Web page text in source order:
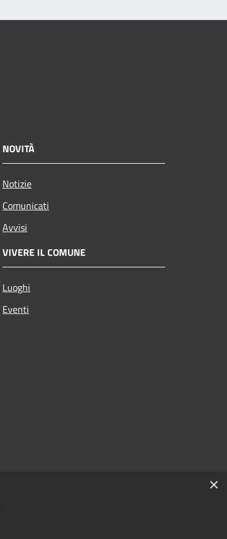
NOVITÀ
Notizie
Comunicati
Avvisi
VIVERE IL COMUNE
Luoghi
Eventi
×